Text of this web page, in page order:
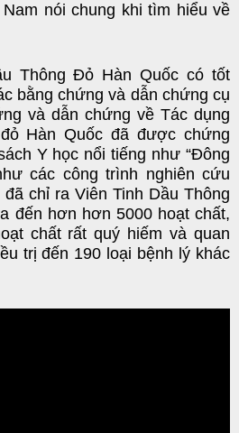
nói chung khi tìm hiểu về
Thông Đỏ Hàn Quốc có tốt
bằng chứng và dẫn chứng cụ
và dẫn chứng về Tác dụng
Hàn Quốc đã được chứng
Y học nổi tiếng như “Đông
các công trình nghiên cứu
chỉ ra Viên Tinh Dầu Thông
đến hơn hơn 5000 hoạt chất,
chất rất quý hiếm và quan
trị đến 190 loại bệnh lý khác